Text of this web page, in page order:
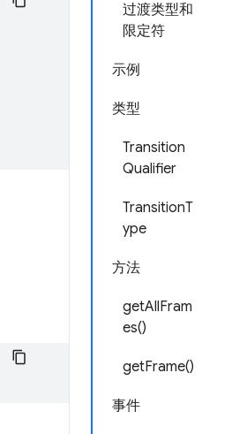
过渡类型和
限定符
示例
类型
Transition
Qualifier
TransitionT
ype
方法
getAllFram
es()
getFrame()
事件